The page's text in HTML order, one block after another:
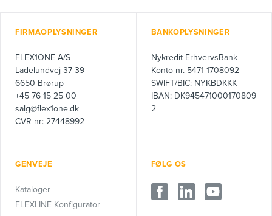
FIRMAOPLYSNINGER
FLEX1ONE A/S
Ladelundvej 37-39
6650 Brørup
+45 76 15 25 00
salg@flex1one.dk
CVR-nr: 27448992
BANKOPLYSNINGER
Nykredit ErhvervsBank
Konto nr. 5471 1708092
SWIFT/BIC: NYKBDKKK
IBAN: DK945471000170809
2
GENVEJE
Kataloger
FLEXLINE Konfigurator
FØLG OS